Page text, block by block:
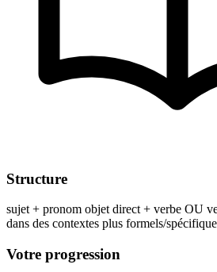
Structure
sujet + pronom objet direct + verbe OU
dans des contextes plus formels/
Votre progression